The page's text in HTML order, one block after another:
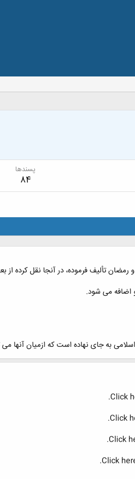
پسندها
84
تألیف فرموده، در آنجا نقل کرده
به جای نهاده است که ازمیان آنها
Click
Click
Click
Click